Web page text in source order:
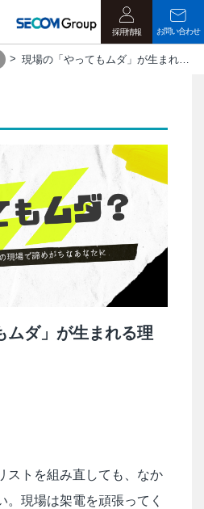
採用情報 お問い合わせ
現場の「やってもムダ」が生まれる理由
ムダ」が生まれる理
ストを組み直しても、なか
。現場は架電を頑張ってく